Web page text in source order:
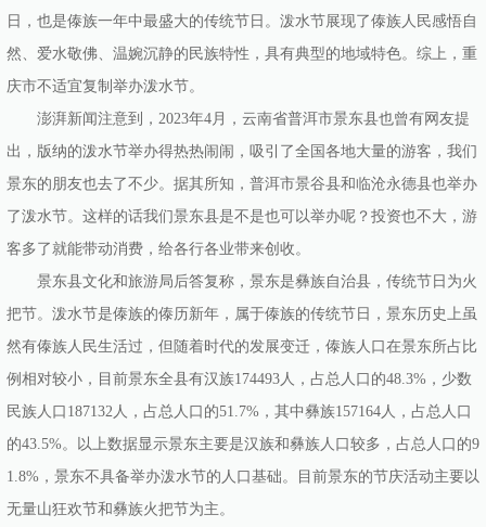
日，也是傣族一年中最盛大的传统节日。泼水节展现了傣族人民感悟自
然、爱水敬佛、温婉沉静的民族特性，具有典型的地域特色。综上，重
庆市不适宜复制举办泼水节。
澎湃新闻注意到，2023年4月，云南省普洱市景东县也曾有网友提
出，版纳的泼水节举办得热热闹闹，吸引了全国各地大量的游客，我们
景东的朋友也去了不少。据其所知，普洱市景谷县和临沧永德县也举办
了泼水节。这样的话我们景东县是不是也可以举办呢？投资也不大，游
客多了就能带动消费，给各行各业带来创收。
景东县文化和旅游局后答复称，景东是彝族自治县，传统节日为火
把节。泼水节是傣族的傣历新年，属于傣族的传统节日，景东历史上虽
然有傣族人民生活过，但随着时代的发展变迁，傣族人口在景东所占比
例相对较小，目前景东全县有汉族174493人，占总人口的48.3%，少数
民族人口187132人，占总人口的51.7%，其中彝族157164人，占总人口
的43.5%。以上数据显示景东主要是汉族和彝族人口较多，占总人口的9
1.8%，景东不具备举办泼水节的人口基础。目前景东的节庆活动主要以
无量山狂欢节和彝族火把节为主。